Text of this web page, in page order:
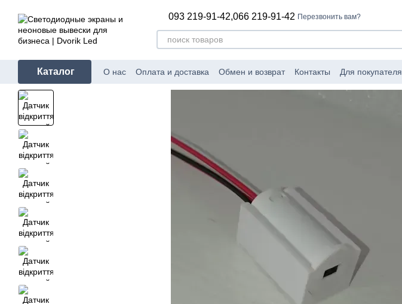
093 219-91-42,066 219-91-42 Перезвонить вам?
Каталог О нас Оплата и доставка Обмен и возврат Контакты Для покупателя